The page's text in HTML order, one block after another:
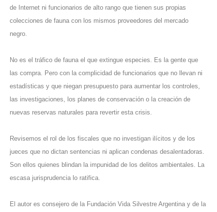
de Internet ni funcionarios de alto rango que tienen sus propias
colecciones de fauna con los mismos proveedores del mercado
negro.
No es el tráfico de fauna el que extingue especies. Es la gente que
las compra. Pero con la complicidad de funcionarios que no llevan ni
estadísticas y que niegan presupuesto para aumentar los controles,
las investigaciones, los planes de conservación o la creación de
nuevas reservas naturales para revertir esta crisis.
Revisemos el rol de los fiscales que no investigan ilícitos y de los
jueces que no dictan sentencias ni aplican condenas desalentadoras.
Son ellos quienes blindan la impunidad de los delitos ambientales. La
escasa jurisprudencia lo ratifica.
El autor es consejero de la Fundación Vida Silvestre Argentina y de la